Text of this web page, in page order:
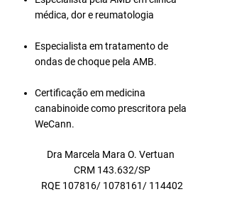
médica, dor e reumatologia
Especialista em tratamento de
ondas de choque pela AMB.
Certificação em medicina
canabinoide como prescritora pela
WeCann.
Dra Marcela Mara O. Vertuan
CRM 143.632/SP
RQE 107816/ 1078161/ 114402